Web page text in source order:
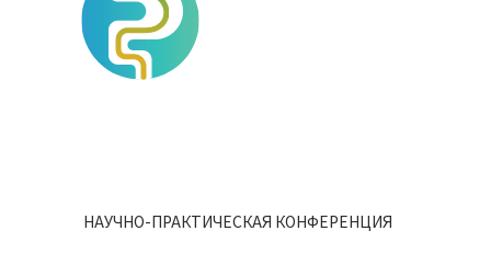
НАУЧНО-ПРАКТИЧЕСКАЯ КОНФЕРЕНЦИЯ